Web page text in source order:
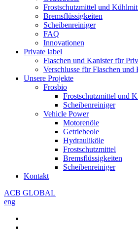
Frostschutzmittel und
Bremsflüssigkeiten
Scheibenreiniger
FAQ
Innovationen
Private label
Flaschen und Kanister für
Verschlusse für Flaschen und
Unsere Projekte
Frosbio
Frostschutzmittel und
Scheibenreiniger
Vehicle Power
Motorenöle
Getriebeole
Hydrauliköle
Frostschutzmittel
Bremsflüssigkeiten
Scheibenreiniger
Kontakt
ACB GLOBAL
eng